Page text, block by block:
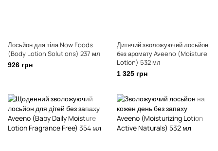
Лосьйон для тіла Now Foods
(Body Lotion Solutions) 237 мл
926 грн
Дитячий зволожуючий лосьйон
без аромату Aveeno (Moisture
Lotion) 532 мл
1 325 грн